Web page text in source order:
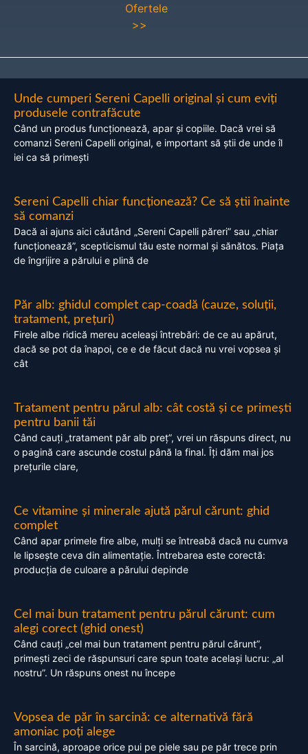
Ofertele
>>
Unde cumperi Sereni Capelli original și cum eviți
produsele contrafăcute
Când un produs funcționează, apar și copiile. Dacă vrei să
comanzi Sereni Capelli original, e important să știi de unde îl
iei ca să primești
Sereni Capelli chiar funcționează? Ce să știi înainte
să comanzi
Dacă ai ajuns aici căutând „Sereni Capelli păreri” sau „chiar
funcționează”, scepticismul tău este normal și sănătos. Piața
de îngrijire a părului e plină de
Păr alb: ghidul complet cap-coadă (cauze, soluții,
tratament, prețuri)
Firele albe ridică mereu aceleași întrebări: de ce au apărut,
dacă se pot da înapoi, ce e de făcut dacă nu vrei vopsea și
cât
Tratament pentru părul alb: cât costă și ce primești
pentru banii tăi
Când cauți „tratament păr alb preț”, vrei un răspuns direct, nu
o pagină care ascunde costul până la final. Îți dăm mai jos
prețurile clare,
Ce vitamine și minerale ajută părul cărunt: ghid
complet
Când apar primele fire albe, mulți se întreabă dacă nu cumva
le lipsește ceva din alimentație. Întrebarea este corectă:
producția de culoare a părului depinde
Cel mai bun tratament pentru părul cărunt: cum
alegi corect (ghid onest)
Când cauți „cel mai bun tratament pentru părul cărunt”,
primești zeci de răspunsuri care spun toate același lucru: „al
nostru”. Un răspuns onest nu începe
Vopsea de păr în sarcină: ce alternativă fără
amoniac poți alege
În sarcină, aproape orice pui pe piele sau pe păr trece prin